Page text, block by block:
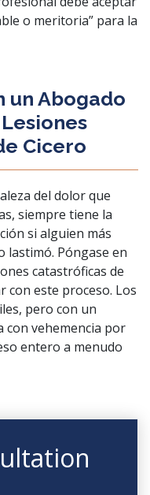
o meritoria” para la
un Abogado
Cicero
del dolor que
siempre tiene la
si alguien más
lastimó. Póngase en
catastróficas de
con este proceso. Los
pero con un
con vehemencia por
entero a menudo